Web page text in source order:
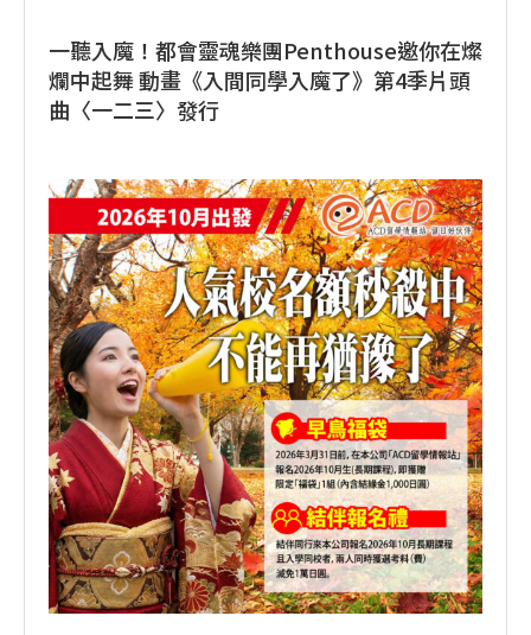
一聽入魔！都會靈魂樂團Penthouse邀你在燦
爛中起舞 動畫《入間同學入魔了》第4季片頭
曲〈一二三〉發行